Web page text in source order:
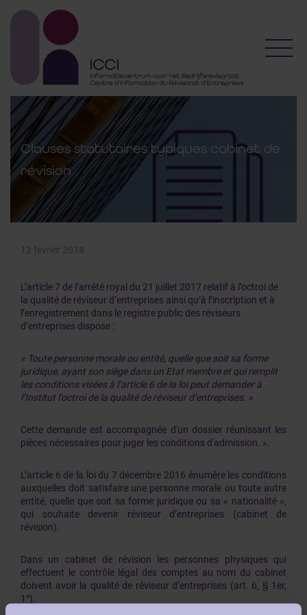
Clauses statutaires typiques cabinet de
révision
12 février 2018
L’article 7 de l’arrêté royal du 21 juillet 2017 relatif à l’octroi de
la qualité de réviseur d’entreprises ainsi qu’à l’inscription et à
l’enregistrement dans le registre public des réviseurs
d’entreprises dispose :
« Toute personne morale ou entité, quelle que soit sa forme
juridique, ayant son siège dans un Etat membre et qui remplit
les conditions visées à l’article 6 de la loi peut demander à
l’Institut l’octroi de la qualité de réviseur d’entreprises. »
Cette demande est accompagnée d'un dossier réunissant les
pièces nécessaires pour juger les conditions d'admission. ».
L’article 6 de la loi du 7 décembre 2016 énumère les conditions
auxquelles doit satisfaire une personne morale ou toute autre
entité, quelle que soit sa forme juridique ou sa « nationalité »,
qui souhaite devenir réviseur d’entreprises (cabinet de
révision).
Dans un cabinet de révision les personnes physiques qui
effectuent le contrôle légal des comptes au nom du cabinet
doivent avoir la qualité de réviseur d’entreprises (art. 6, § 1er,
1°).